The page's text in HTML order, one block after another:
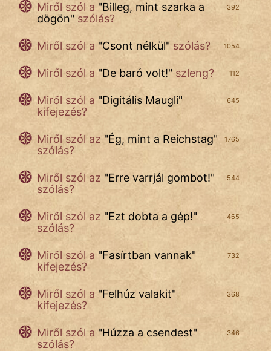
392
Miről szól a "Billeg, mint szarka a
dögön" szólás?
1054
Miről szól a "Csont nélkül" szólás?
112
Miről szól a "De baró volt!" szleng?
645
Miről szól a "Digitális Maugli"
kifejezés?
1765
Miről szól az "Ég, mint a Reichstag"
szólás?
544
Miről szól az "Erre varrjál gombot!"
szólás?
465
Miről szól az "Ezt dobta a gép!"
szólás?
732
Miről szól a "Fasírtban vannak"
kifejezés?
368
Miről szól a "Felhúz valakit"
kifejezés?
346
Miről szól a "Húzza a csendest"
szólás?